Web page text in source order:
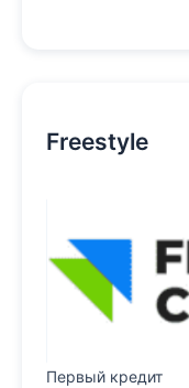
Freestyle
Первый кредит